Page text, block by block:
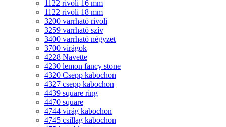
1122 rivoli 16 mm
1122 rivoli 18 mm
3200 varrható rivoli
3259 varrható szív
3400 varrható négyzet
3700 virágok
4228 Navette
4230 lemon fancy stone
4320 Csepp kabochon
4327 csepp kabochon
4439 square ring
4470 square
4744 virág kabochon
4745 csillag kabochon